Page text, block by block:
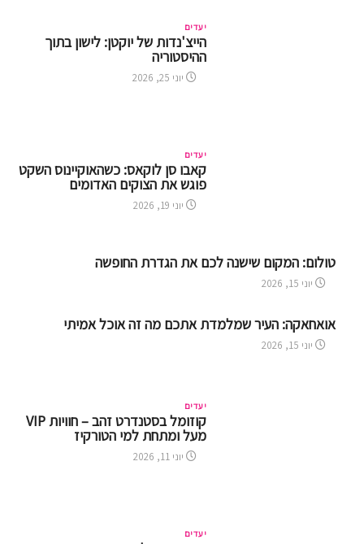
יעדים
הייצ'נדות של יוקטן: לישון בתוך
ההיסטוריה
יוני 25, 2026
יעדים
קאבו סן לוקאס: כשהאוקיינוס השקט
פוגש את הצוקים האדומים
יוני 19, 2026
טולום: המקום שישנה לכם את הגדרת החופשה
יוני 15, 2026
אואחאקה: העיר שמלמדת אתכם מה זה אוכל אמיתי
יוני 15, 2026
יעדים
קוזומל בסטנדרט זהב – חוויות VIP
מעל ומתחת למי הטורקיז
יוני 11, 2026
יעדים